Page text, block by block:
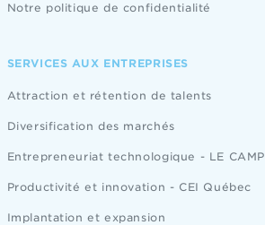
Notre politique de confidentialité
SERVICES AUX ENTREPRISES
Attraction et rétention de talents
Diversification des marchés
Entrepreneuriat technologique - LE CAMP
Productivité et innovation - CEI Québec
Implantation et expansion